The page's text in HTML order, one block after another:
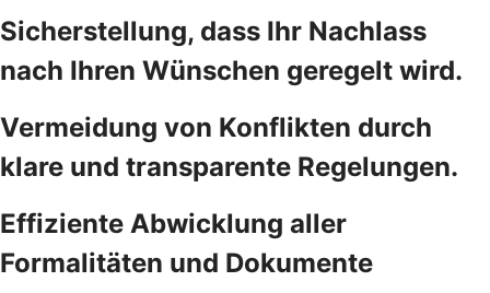
Sicherstellung, dass Ihr Nachlass
nach Ihren Wünschen geregelt wird.
Vermeidung von Konflikten durch
klare und transparente Regelungen.
Effiziente Abwicklung aller
Formalitäten und Dokumente